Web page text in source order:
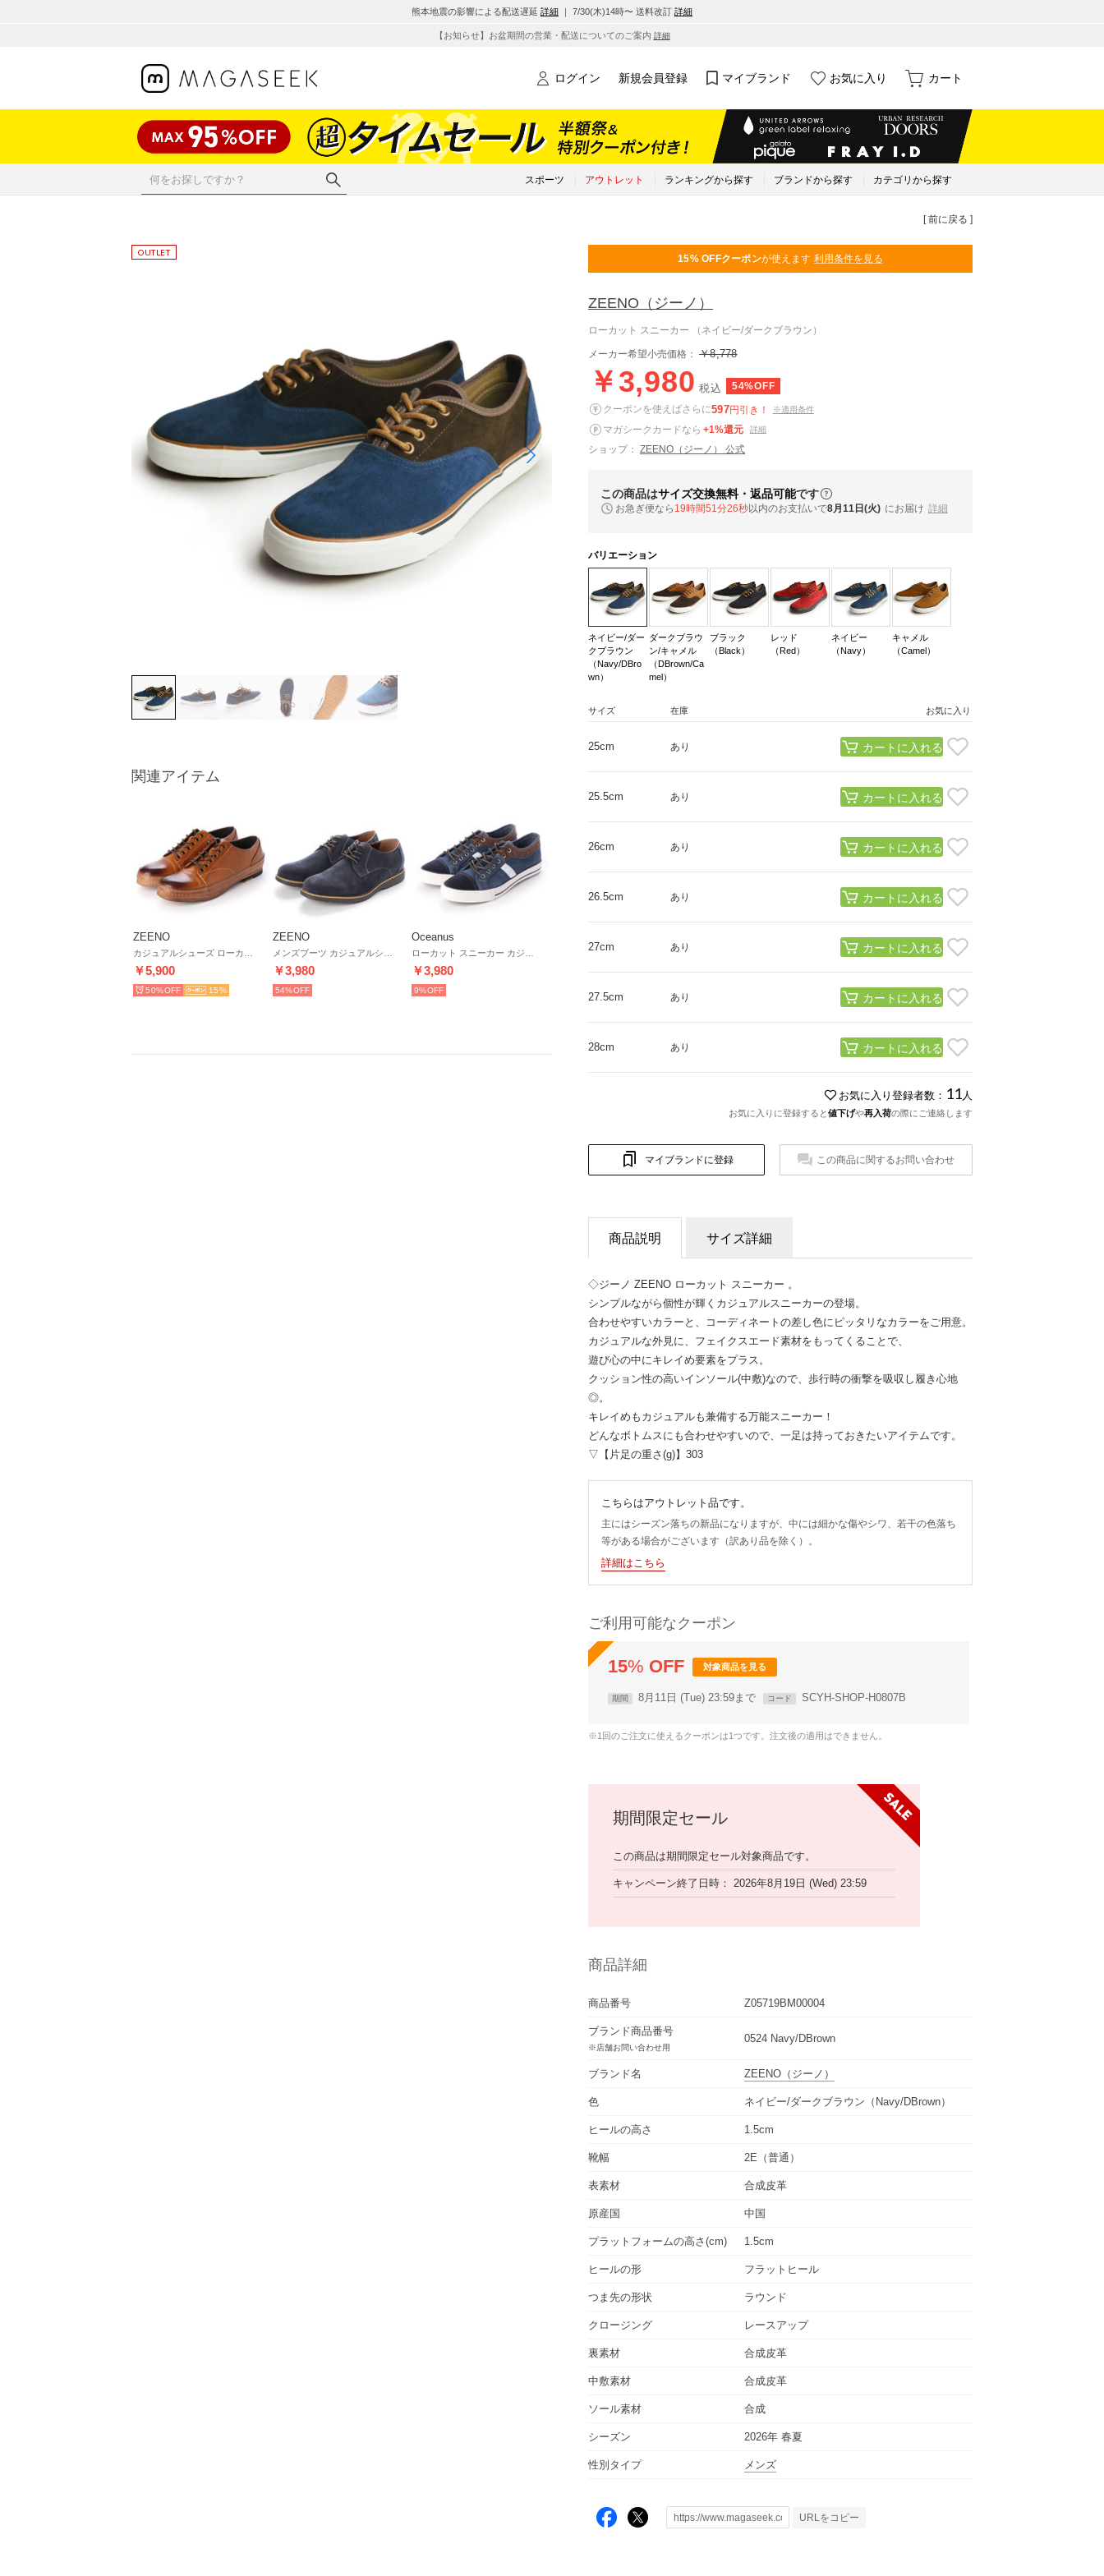
熊本地震の影響による配送遅延 詳細 ｜ 7/30(木)14時〜 送料改訂 詳細
【お知らせ】お盆期間の営業・配送についてのご案内 詳細
ログイン 新規会員登録 マイブランド お気に入り カート
スポーツ アウトレット ランキングから探す ブランドから探す カテゴリから探す
[ 前に戻る ]
関連アイテム
ZEENO
￥5,900
50% 15
ZEENO
￥3,980
54%
Oceanus
￥3,980
9%
15% OFFクーポンが使えます 利用条件を見る
ZEENO （ジーノ）
ローカット スニーカー （ネイビー/ダークブラウン）
メーカー希望小売価格： ￥8,778
￥3,980 税込 54%OFF
クーポンを使えばさらに597円引き！ ※適用条件
マガシークカードなら +1%還元 詳細
ショップ： ZEENO（ジーノ） 公式
この商品はサイズ交換無料・返品可能です
お急ぎ便なら 19時間51分25秒以内のお支払いで8月11日(火) にお届け 詳細
バリエーション
ネイビー/ダー
クブラウン
（Navy/DBro
wn）
ダークブラウ
ン/キャメル
（DBrown/Ca
mel）
ブラック
（Black）
レッド
（Red）
ネイビー
（Navy）
キャメル
（Camel）
サイズ 在庫 お気に入り
25cm あり カートに入れる
25.5cm あり カートに入れる
26cm あり カートに入れる
26.5cm あり カートに入れる
27cm あり カートに入れる
27.5cm あり カートに入れる
28cm あり カートに入れる
お気に入り登録者数： 11 人
お気に入りに登録すると値下げや再入荷の際にご連絡します
マイブランドに登録 この商品に関するお問い合わせ
商品説明 サイズ詳細
◇ジーノ ZEENO ローカット スニーカー 。
シンプルながら個性が輝くカジュアルスニーカーの登場。
合わせやすいカラーと、コーディネートの差し色にピッタリなカラーをご用意。
カジュアルな外見に、フェイクスエード素材をもってくることで、
遊び心の中にキレイめ要素をプラス。
クッション性の高いインソール(中敷)なので、歩行時の衝撃を吸収し履き心地
◎。
キレイめもカジュアルも兼備する万能スニーカー！
どんなボトムスにも合わせやすいので、一足は持っておきたいアイテムです。
▽【片足の重さ(g)】303
こちらはアウトレット品です。
主にはシーズン落ちの新品になりますが、中には細かな傷やシワ、若干の色落ち
等がある場合がございます（訳あり品を除く）。
詳細はこちら
ご利用可能なクーポン
15% OFF 対象商品を見る
期間 8月11日 (Tue) 23:59まで コード SCYH-SHOP-H0807B
※1回のご注文に使えるクーポンは1つです。注文後の適用はできません。
期間限定セール
この商品は期間限定セール対象商品です。
キャンペーン終了日時 2026年8月19日 (Wed) 23:59
商品詳細
商品番号 Z05719BM00004
ブランド商品番号
※店舗お問い合わせ用
0524 Navy/DBrown
ブランド名 ZEENO （ジーノ）
色 ネイビー/ダークブラウン（Navy/DBrown）
ヒールの高さ 1.5cm
靴幅 2E（普通）
表素材 合成皮革
原産国 中国
プラットフォームの高さ(cm) 1.5cm
ヒールの形 フラットヒール
つま先の形状 ラウンド
クロージング レースアップ
裏素材 合成皮革
中敷素材 合成皮革
ソール素材 合成
シーズン 2026年 春夏
性別タイプ メンズ
URLをコピー